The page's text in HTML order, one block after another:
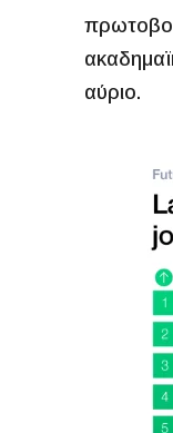
αύριο.